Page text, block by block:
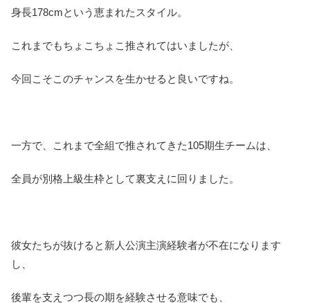
身長178cmという恵まれたスタイル。
これまでもちょこちょこ推されてはいましたが、
今回こそこのチャンスを生かせると良いですね。
一方で、これまで全組で推されてきた105期生チームは、
全員が別格上級生枠として裏支えに回りました。
彼女たちが抜けると新人公演主演経験者が不在になります
し、
後輩を支えつつ長の期を経験させる意味でも、